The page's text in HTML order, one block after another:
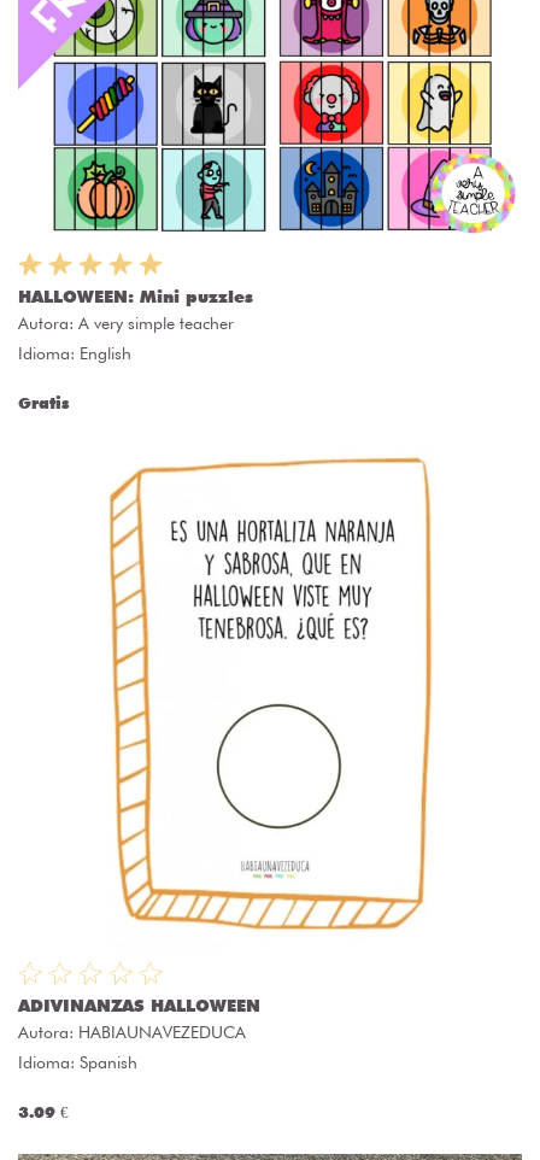
HALLOWEEN: Mini puzzles
Autora: A very simple teacher
Idioma: English
Gratis
ADIVINANZAS HALLOWEEN
Autora: HABIAUNAVEZEDUCA
Idioma: Spanish
3.09 €